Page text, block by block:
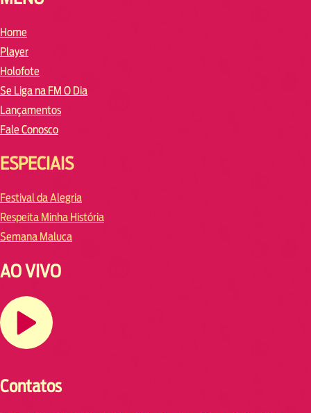
Home
Player
Holofote
Se Liga na FM O Dia
Lançamentos
Fale Conosco
ESPECIAIS
Festival da Alegria
Respeita Minha História
Semana Maluca
AO VIVO
Contatos